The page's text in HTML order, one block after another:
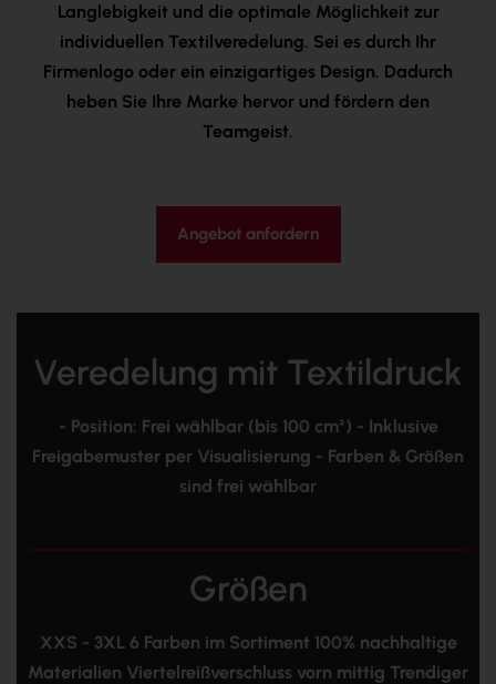
Langlebigkeit und die optimale Möglichkeit zur
individuellen Textilveredelung. Sei es durch Ihr
Firmenlogo oder ein einzigartiges Design. Dadurch
heben Sie Ihre Marke hervor und fördern den
Teamgeist.
Angebot anfordern
Veredelung mit Textildruck
- Position: Frei wählbar (bis 100 cm²) - Inklusive
Freigabemuster per Visualisierung - Farben & Größen
sind frei wählbar
Größen
XXS - 3XL 6 Farben im Sortiment 100% nachhaltige
Materialien Viertelreißverschluss vorn mittig Trendiger